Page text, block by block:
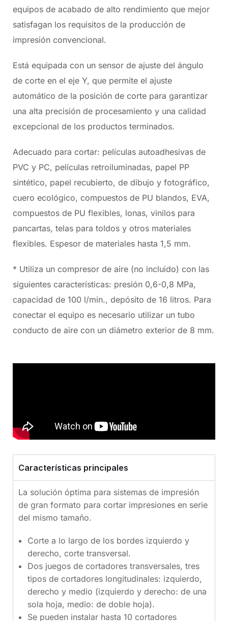
equipos de acabado de alto rendimiento que mejor
satisfagan los requisitos de la producción de
impresión convencional.
Está equipada con un sensor de ajuste del ángulo
de corte en el eje Y, que permite el ajuste
automático de la posición de corte para garantizar
una alta precisión de procesamiento y una calidad
excepcional de los productos terminados.
Adecuado para cortar: películas autoadhesivas de
PVC y PC, películas retroiluminadas, papel PP
sintético, papel recubierto, de dibujo y fotográfico,
cuero ecológico, compuestos de PU blandos, EVA,
compuestos de PU flexibles, lonas, vinilos para
pancartas, telas para toldos y otros materiales
flexibles. Espesor de materiales hasta 1,5 mm.
* Utiliza un compresor de aire (no incluido) con las
siguientes características: presión 0,6-0,8 MPa,
capacidad de 100 l/min., depósito de 16 litros. Para
conectar el equipo es necesario utilizar un tubo
conducto de aire con un diámetro exterior de 8 mm.
Características principales
La solución óptima para sistemas de impresión
de gran formato para cortar impresiones en serie
del mismo tamaño.
Corte a lo largo de los bordes izquierdo y
derecho, corte transversal.
Dos juegos de cortadores transversales, tres
tipos de cortadores longitudinales: izquierdo,
derecho y medio (izquierdo y derecho: de una
sola hoja, medio: de doble hoja).
Se pueden instalar hasta 10 cortadores